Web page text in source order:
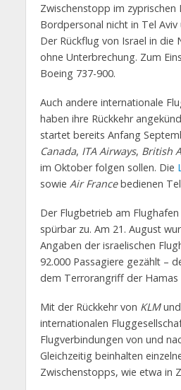
Zwischenstopp im zyprischen
Bordpersonal nicht in Tel Aviv
Der Rückflug von Israel in die
ohne Unterbrechung. Zum
Boeing 737-900.
Auch andere internationale
haben ihre Rückkehr
startet bereits Anfang
Canada, ITA Airways, British
im Oktober folgen sollen. Die
sowie Air Francebedienen
Der Flugbetrieb am
spürbar zu. Am 21. August
Angaben der israelischen
92.000 Passagiere gezählt –
dem Terrorangriff der Hamas
Mit der Rückkehr von KLMund
internationalen
Flugverbindungen von und
Gleichzeitig beinhalten
Zwischenstopps, wie etwa in